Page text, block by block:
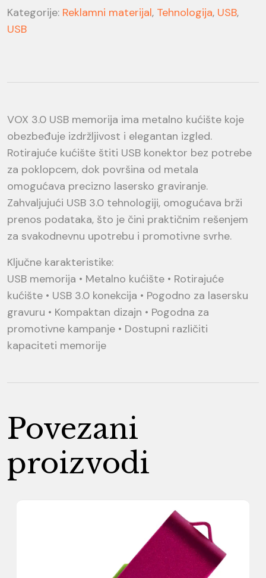
Kategorije: Reklamni materijal, Tehnologija, USB,
USB
VOX 3.0 USB memorija ima metalno kućište koje
obezbeđuje izdržljivost i elegantan izgled.
Rotirajuće kućište štiti USB konektor bez potrebe
za poklopcem, dok površina od metala
omogućava precizno lasersko graviranje.
Zahvaljujući USB 3.0 tehnologiji, omogućava brži
prenos podataka, što je čini praktičnim rešenjem
za svakodnevnu upotrebu i promotivne svrhe.
Ključne karakteristike:
USB memorija • Metalno kućište • Rotirajuće
kućište • USB 3.0 konekcija • Pogodno za lasersku
gravuru • Kompaktan dizajn • Pogodna za
promotivne kampanje • Dostupni različiti
kapaciteti memorije
Povezani
proizvodi